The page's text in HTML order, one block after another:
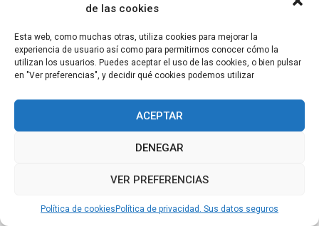
de las cookies
Esta web, como muchas otras, utiliza cookies para mejorar la
experiencia de usuario así como para permitirnos conocer cómo la
utilizan los usuarios. Puedes aceptar el uso de las cookies, o bien pulsar
en "Ver preferencias", y decidir qué cookies podemos utilizar
ACEPTAR
DENEGAR
VER PREFERENCIAS
Política de cookies Política de privacidad. Sus datos seguros